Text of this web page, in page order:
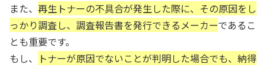
また、 再生トナーの不具合が発生した際に、その原因をし
っかり調査し、調査報告書を発行できるメーカーであるこ
とも重要です。
もし、
トナーが原因でないことが判明した場合でも、納得